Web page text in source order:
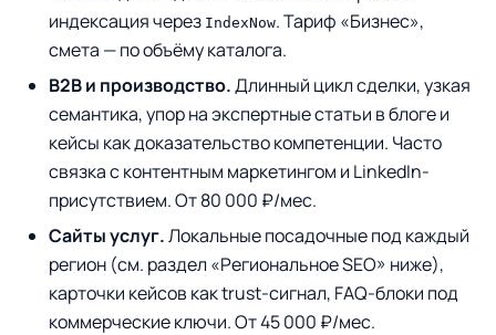
индексация через IndexNow. Тариф «Бизнес»,
смета — по объёму каталога.
B2B и производство.Длинный цикл сделки, узкая
семантика, упор на экспертные статьи в блоге и
кейсы как доказательство компетенции. Часто
связка с контентным маркетингом и LinkedIn-
присутствием. От 80 000 ₽/мес.
Сайты услуг.Локальные посадочные под каждый
регион (см. раздел «Региональное SEO» ниже),
карточки кейсов как trust-сигнал, FAQ-блоки под
коммерческие ключи. От 45 000 ₽/мес.